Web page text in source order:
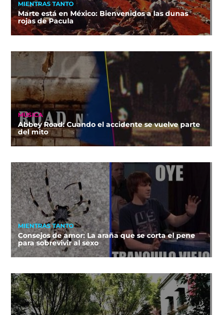
MIENTRAS TANTO
Marte está en México: Bienvenidos a las dunas
rojas de Pacula
MÚSICA
Abbey Road: Cuando el accidente se vuelve parte
del mito
MIENTRAS TANTO
Consejos de amor: La araña que se corta el pene
para sobrevivir al sexo